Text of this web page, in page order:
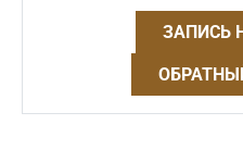
ЗАПИСЬ